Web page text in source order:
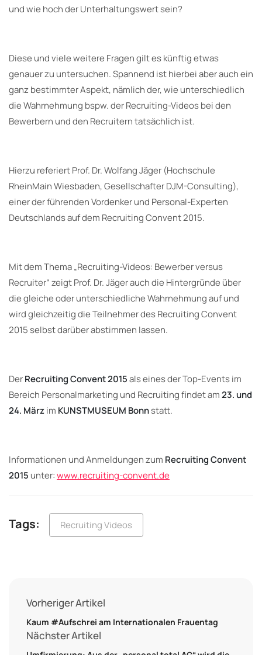
und wie hoch der Unterhaltungswert sein?
Diese und viele weitere Fragen gilt es künftig etwas
genauer zu untersuchen. Spannend ist hierbei aber auch ein
ganz bestimmter Aspekt, nämlich der, wie unterschiedlich
die Wahrnehmung bspw. der Recruiting-Videos bei den
Bewerbern und den Recruitern tatsächlich ist.
Hierzu referiert Prof. Dr. Wolfang Jäger (Hochschule
RheinMain Wiesbaden, Gesellschafter DJM-Consulting),
einer der führenden Vordenker und Personal-Experten
Deutschlands auf dem Recruiting Convent 2015.
Mit dem Thema „Recruiting-Videos: Bewerber versus
Recruiter“ zeigt Prof. Dr. Jäger auch die Hintergründe über
die gleiche oder unterschiedliche Wahrnehmung auf und
wird gleichzeitig die Teilnehmer des Recruiting Convent
2015 selbst darüber abstimmen lassen.
DerRecruiting Convent 2015als eines der Top-Events im
Bereich Personalmarketing und Recruiting findet am23. und
24. Märzim KUNSTMUSEUM Bonnstatt.
Informationen und Anmeldungen zum Recruiting Convent
2015 unter:www.recruiting-convent.de
Tags: Recruiting Videos
Vorheriger Artikel
Kaum #Aufschrei am Internationalen Frauentag
Nächster Artikel